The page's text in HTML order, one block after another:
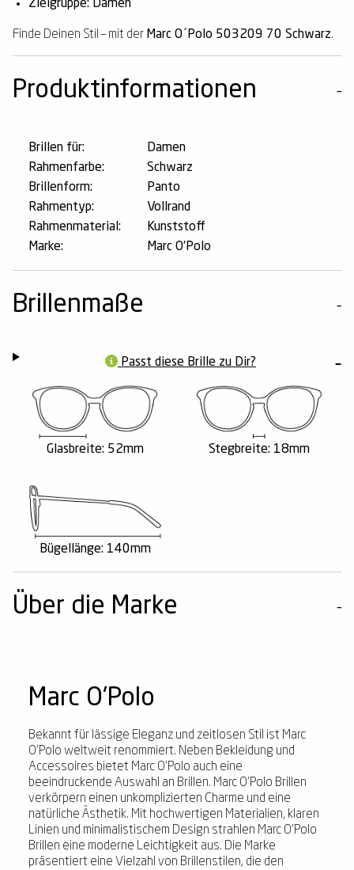
Zielgruppe: Damen
Finde Deinen Stil – mit der Marc O´Polo 503209 70 Schwarz.
Produktinformationen
Brillen für:
Damen
Rahmenfarbe:
Schwarz
Brillenform:
Panto
Rahmentyp:
Vollrand
Rahmenmaterial:
Kunststoff
Marke:
Marc O'Polo
Brillenmaße
Passt diese Brille zu Dir?
Glasbreite: 52mm Stegbreite: 18mm
Bügellänge: 140mm
Über die Marke
Marc O'Polo
Bekannt für lässige Eleganz und zeitlosen Stil ist Marc
O'Polo weltweit renommiert. Neben Bekleidung und
Accessoires bietet Marc O'Polo auch eine
beeindruckende Auswahl an Brillen. Marc O'Polo Brillen
verkörpern einen unkomplizierten Charme und eine
natürliche Ästhetik. Mit hochwertigen Materialien, klaren
Linien und minimalistischem Design strahlen Marc O'Polo
Brillen eine moderne Leichtigkeit aus. Die Marke
präsentiert eine Vielzahl von Brillenstilen, die den